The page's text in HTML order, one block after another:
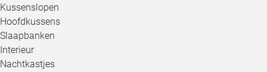
Kussenslopen
Hoofdkussens
Slaapbanken
Interieur
Nachtkastjes